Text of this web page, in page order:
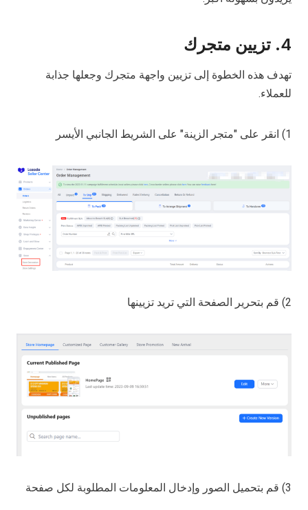
4. تزيين متجرك
تهدف هذه الخطوة إلى تزيين واجهة متجرك وجعلها جذابة
للعملاء.
1) انقر على "متجر الزينة" على الشريط الجانبي الأيسر
2) قم بتحرير الصفحة التي تريد تزيينها
3) قم بتحميل الصور وإدخال المعلومات المطلوبة لكل صفحة